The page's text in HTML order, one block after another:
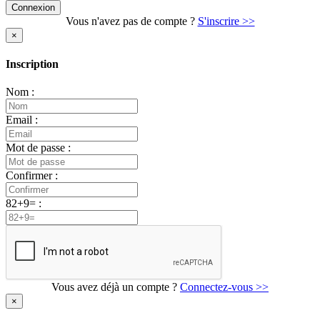
Vous n'avez pas de compte ? S'inscrire >>
×
Inscription
Nom :
Email :
Mot de passe :
Confirmer :
82+9= :
Vous avez déjà un compte ? Connectez-vous >>
×